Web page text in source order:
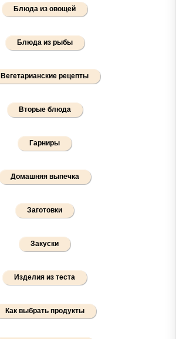
Блюда из овощей
Блюда из рыбы
Вегетарианские рецепты
Вторые блюда
Гарниры
Домашняя выпечка
Заготовки
Закуски
Изделия из теста
Как выбрать продукты